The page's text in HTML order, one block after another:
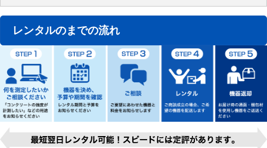
レンタルのまでの流れ